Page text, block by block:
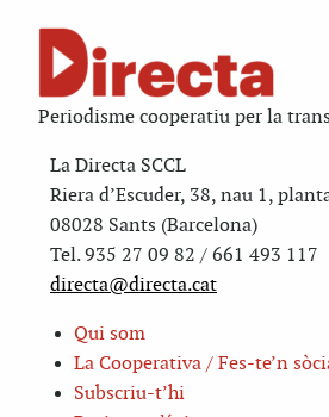
Periodisme cooperatiu per la
La Directa SCCL
Riera d’Escuder, 38, nau 1,
08028 Sants (Barcelona)
Tel. 935 27 09 82 / 661 493 117
directa@directa.cat
Qui som
La Cooperativa / Fes-te’n
Subscriu-t’hi